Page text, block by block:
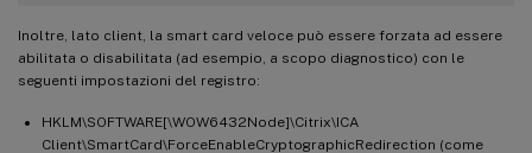
Inoltre, lato client, la smart card veloce può essere forzata ad essere
abilitata o disabilitata (ad esempio, a scopo diagnostico) con le
seguenti impostazioni del registro:
HKLM\SOFTWARE[\WOW6432Node]\Citrix\ICA
Client\SmartCard\ForceEnableCryptographicRedirection (come